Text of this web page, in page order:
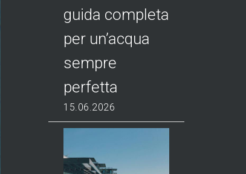
guida completa
per un’acqua
sempre
perfetta
15.06.2026